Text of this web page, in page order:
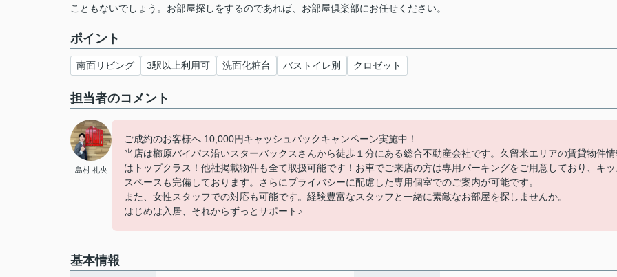
こともないでしょう。お部屋探しをするのであれば、お部屋倶楽部にお任せください。
ポイント
南面リビング 3駅以上利用可 洗面化粧台 バストイレ別 クロゼット
担当者のコメント
島村 礼央
ご成約のお客様へ 10,000円キャッシュバックキャンペーン実施中！
当店は櫛原バイパス沿いスターバックスさんから徒歩１分にある総合不動産会社です。久留米エリアの賃貸物件
はトップクラス！他社掲載物件も全て取扱可能です！お車でご来店の方は専用パーキングをご用意しており、キ
スペースも完備しております。さらにプライバシーに配慮した専用個室でのご案内が可能です。
また、女性スタッフでの対応も可能です。経験豊富なスタッフと一緒に素敵なお部屋を探しませんか。
はじめは入居、それからずっとサポート♪
基本情報